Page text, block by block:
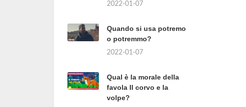
2022-01-07
Quando si usa potremo
o potremmo?
2022-01-07
Qual è la morale della
favola Il corvo e la
volpe?